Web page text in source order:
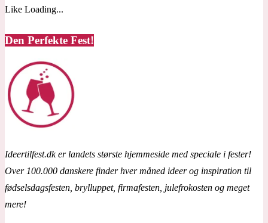
Like Loading...
Den Perfekte Fest!
Ideertilfest.dk er landets største hjemmeside med speciale i fester!
Over 100.000 danskere finder hver måned ideer og inspiration til
fødselsdagsfesten, brylluppet, firmafesten, julefrokosten og meget
mere!